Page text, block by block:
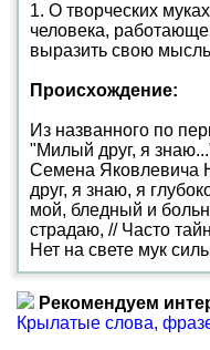
1. О творческих
человека,
выразить свою
Происхождение:
Из названного по
"Милый друг, я
Семена Яковлевича
друг, я знаю, я
мой, бледный и
страдаю, // Часто
Нет на свете мук
Рекомендуем
Крылатые слова,